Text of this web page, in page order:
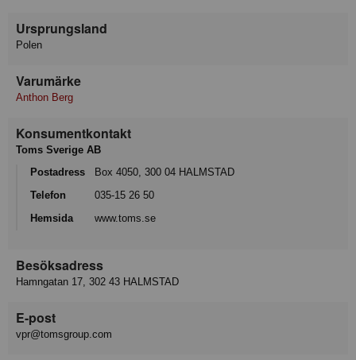
Ursprungsland
Polen
Varumärke
Anthon Berg
Konsumentkontakt
Toms Sverige AB
Postadress
Box 4050, 300 04 HALMSTAD
Telefon
035-15 26 50
Hemsida
www.toms.se
Besöksadress
Hamngatan 17, 302 43 HALMSTAD
E-post
vpr@tomsgroup.com